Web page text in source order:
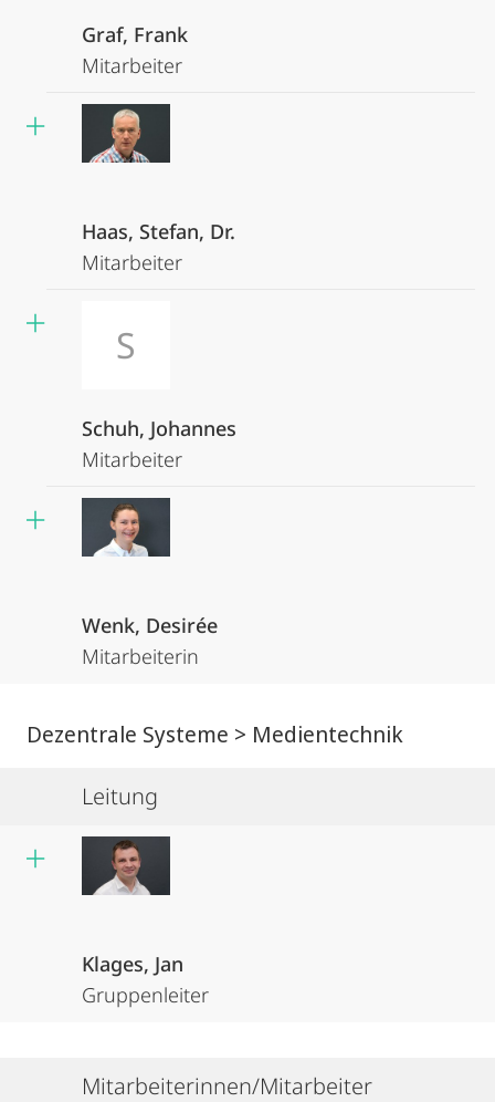
Graf, Frank
Mitarbeiter
Haas, Stefan, Dr.
Mitarbeiter
S
Schuh, Johannes
Mitarbeiter
Wenk, Desirée
Mitarbeiterin
Dezentrale Systeme > Medientechnik
Leitung
Klages, Jan
Gruppenleiter
Mitarbeiterinnen/Mitarbeiter